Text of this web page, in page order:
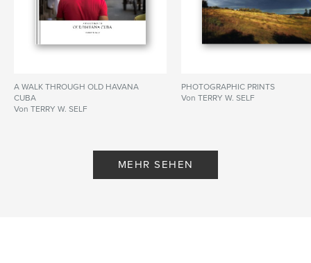
A WALK THROUGH OLD HAVANA
CUBA
Von TERRY W. SELF
PHOTOGRAPHIC PRINTS
Von TERRY W. SELF
MEHR SEHEN